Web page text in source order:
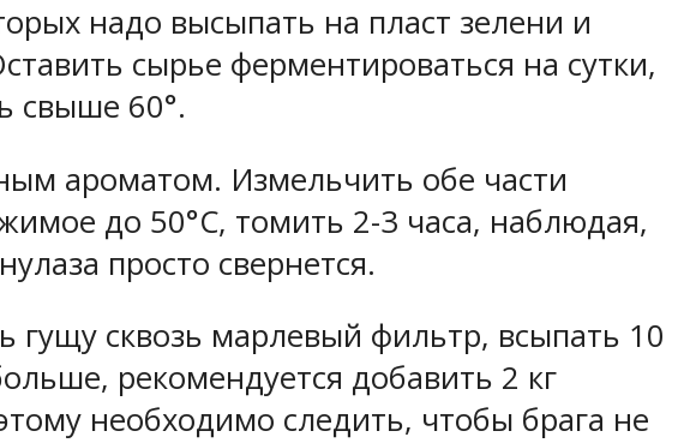
надо высыпать на пласт зелени и
сырье ферментироваться на сутки,
свыше 60°.
ароматом. Измельчить обе части
до 50°С, томить 2-3 часа, наблюдая,
просто свернется.
гущу сквозь марлевый фильтр, всыпать 10
рекомендуется добавить 2 кг
необходимо следить, чтобы брага не